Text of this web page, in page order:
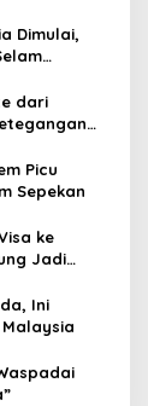
Dimulai,
dari
Picu
Sepekan
ke
Jadi
Ini